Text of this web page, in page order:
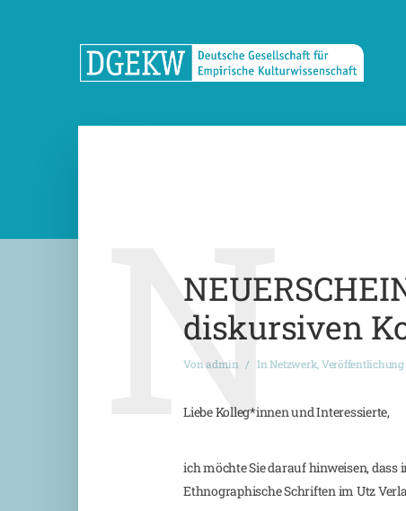
diskursiven
Vonadmin InNetzwerk,Veröffentlichung
N
Liebe Kolleg*innen und Interessierte,
ich möchte Sie darauf hinweisen,
Ethnographische Schriften im Utz